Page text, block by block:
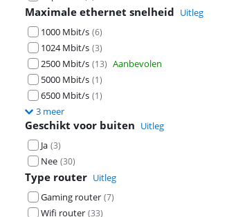
Maximale ethernet snelheid Uitleg
1000 Mbit/s (6)
1024 Mbit/s (3)
2500 Mbit/s (13) Aanbevolen
5000 Mbit/s (1)
6500 Mbit/s (1)
3 meer
Geschikt voor buiten Uitleg
Ja (3)
Nee (30)
Type router Uitleg
Gaming router (7)
Wifi router (33)